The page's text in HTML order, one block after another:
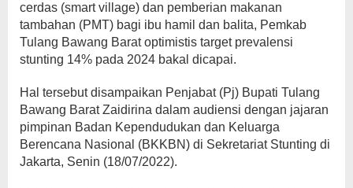
cerdas (smart village) dan pemberian makanan
tambahan (PMT) bagi ibu hamil dan balita, Pemkab
Tulang Bawang Barat optimistis target prevalensi
stunting 14% pada 2024 bakal dicapai.
Hal tersebut disampaikan Penjabat (Pj) Bupati Tulang
Bawang Barat Zaidirina dalam audiensi dengan jajaran
pimpinan Badan Kependudukan dan Keluarga
Berencana Nasional (BKKBN) di Sekretariat Stunting di
Jakarta, Senin (18/07/2022).